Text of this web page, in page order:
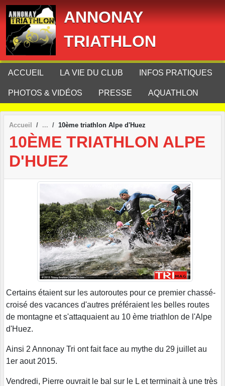
ANNONAY
TRIATHLON
ACCUEIL LA VIE DU CLUB INFOS PRATIQUES
PHOTOS & VIDÉOS PRESSE AQUATHLON
Accueil 10ème triathlon Alpe d'Huez
10ÈME TRIATHLON ALPE
D'HUEZ
Certains étaient sur les autoroutes pour ce premier chassé-
croisé des vacances d'autres préféraient les belles routes
de montagne et s'attaquaient au 10 ème triathlon de l'Alpe
d'Huez.
Ainsi 2 Annonay Tri ont fait face au mythe du 29 juillet au
1er aout 2015.
Vendredi, Pierre ouvrait le bal sur le L et terminait à une très
Panneau de gestion des cookies